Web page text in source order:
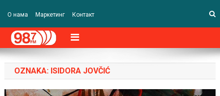
О нама Маркетинг Контакт
OZNAKA: ISIDORA JOVČIĆ